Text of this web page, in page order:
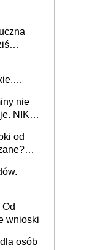
nie
NIK
od
wnioski
osób